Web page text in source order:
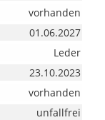
vorhanden
01.06.2027
Leder
23.10.2023
vorhanden
unfallfrei